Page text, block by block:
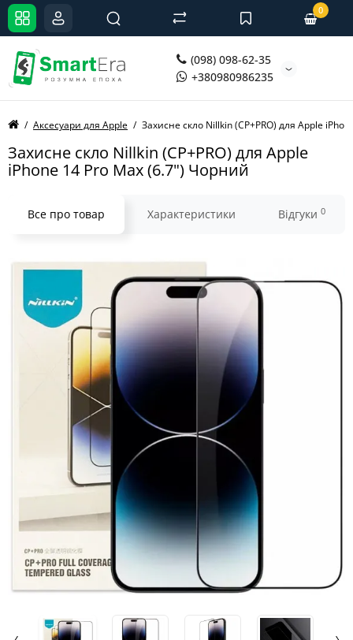
(098) 098-62-35
+380980986235
0
Аксесуари для Apple Захисне скло Nillkin (CP+PRO) для Apple
Захисне скло Nillkin (CP+PRO) для Apple
iPhone 14 Pro Max (6.7") Чорний
Все про товар Характеристики Відгуки 0